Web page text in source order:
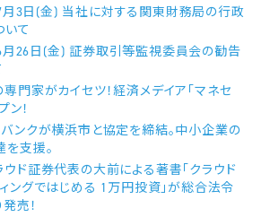
3日(金) 当社に対する関東財務局の行政
いて
月26日(金) 証券取引等監視委員会の勧告
門家がカイセツ！経済メデイア「マネセ
ン！
バンクが横浜市と協定を締結。中小企業の
支援。
ウド証券代表の大前による著書「クラウド
ィングではじめる 1万円投資」が総合法令
売！